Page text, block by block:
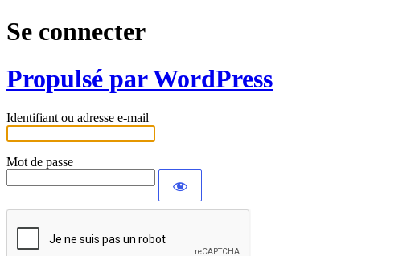
Se connecter
Propulsé par WordPress
Identifiant ou adresse e-mail
Mot de passe